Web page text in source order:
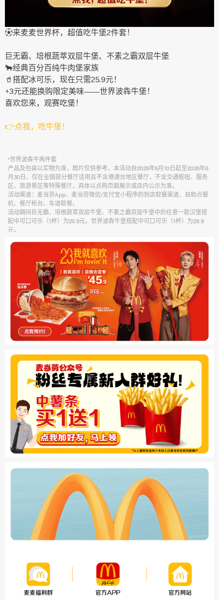
⚽来麦麦世界杯，超值吃牛堡2件套！
巨无霸、培根蔬萃双层牛堡、不素之霸双层牛堡
🐂经典百分百纯牛肉堡家族
🥤搭配冰可乐，现在只需25.9元！
+3元还能换购限定美味——世界波犇牛堡！
喜欢您来，观赛吃堡！
👉点我，吃牛堡！
*世界波犇牛两件套
产品及包装以实物为准，图片仅供参考。本活动自2026年6月10日起至2026年6
月30日，仅在全国部分餐厅适用且不含港澳台地区餐厅，不含交通枢纽、服务
区、旅游景区等特殊餐厅，具体以点购页面展示或店内公示为准。
活动渠道：麦当劳App、麦当劳微信/支付宝小程序的到店取餐渠道、自助点餐
机、餐厅柜台、车道取餐。
活动期间巨无霸、培根蔬萃双层牛堡、不素之霸双层牛堡中的任意一款汉堡搭
配中可口可乐（1杯）为25.9元，世界波犇牛堡搭配中可口可乐（1杯）为28.9
元。
情况为准。活动期间世界波犇牛堡、不素之霸双层牛堡、巨无霸单品餐厅营业
时间内全天供应，以餐厅实际情况为准。除推广产品外，其他物品不在售卖范
围。不与其他优惠同享。图示部分产品为季节限定品，单店供应可能不同，详
询店内。 “Coca-Cola”和弧形瓶是可口可乐公司的商标。通过麦乐送送餐服务、
第三方外送平台、电商平台等渠道点餐的，优惠活动参与情况以各自渠道宣传
的图示宣传为准。
*社群新入群好礼福利仅适用于未加入过麦当劳社群的新用户。